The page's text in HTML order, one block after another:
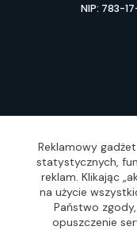
NIP: 783-
Reklamowy
statystycznych,
reklam. Klikając
na użycie
Państwo
opuszczenie